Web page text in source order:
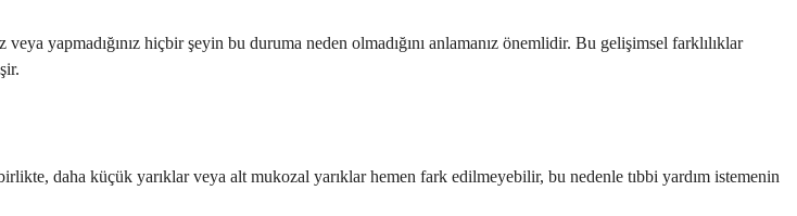
yapmadığınız hiçbir şeyin bu duruma neden olmadığını anlamanız önemlidir. Bu gelişimsel farklılıklar
daha küçük yarıklar veya alt mukozal yarıklar hemen fark edilmeyebilir, bu nedenle tıbbi yardım istemenin